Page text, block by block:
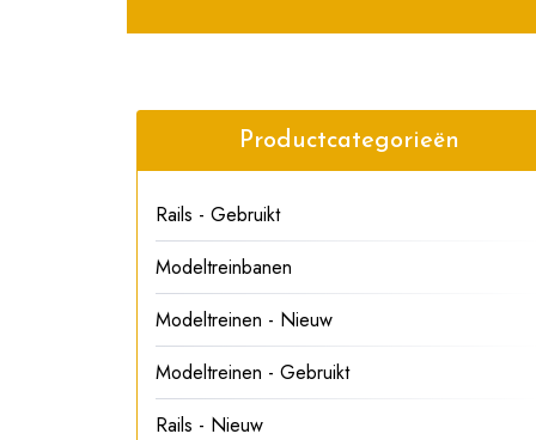
Productcategorieën
Rails - Gebruikt
Modeltreinbanen
Modeltreinen - Nieuw
Modeltreinen - Gebruikt
Rails - Nieuw